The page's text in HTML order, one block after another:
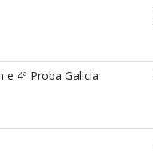
4ª Proba Galicia